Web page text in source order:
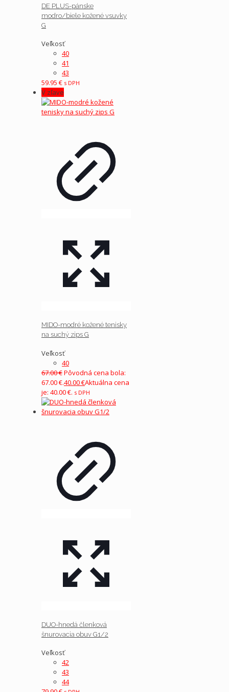
DE PLUS-pánske
modro/biele kožené vsuvky
G
Veľkosť
40
41
43
59.95 € s DPH
V zľave
MIDO-modré kožené tenisky
na suchý zips G
Veľkosť
40
67.00€Pôvodná cena bola:
67.00 €.40.00€Aktuálna cena
je: 40.00 €. s DPH
DUO-hnedá členková
šnurovacia obuv G1/2
Veľkosť
42
43
44